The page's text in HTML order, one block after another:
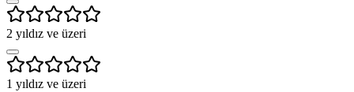
2 yıldız ve üzeri
1 yıldız ve üzeri